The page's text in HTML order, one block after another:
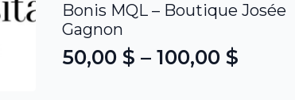
Bonis MQL – Boutique Josée
Gagnon
50,00$ –100,00$
Plage